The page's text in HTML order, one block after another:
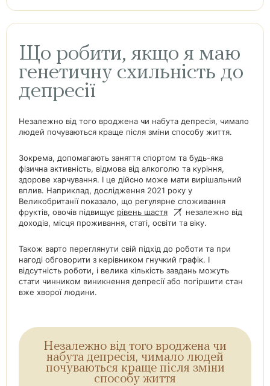
Що робити, якщо я маю
генетичну схильність до
депресії
Незалежно від того вроджена чи набута депресія, чимало
людей почуваються краще після зміни способу життя.
Зокрема, допомагають заняття спортом та будь-яка
фізична активність, відмова від алкоголю та куріння,
здорове харчування. І це дійсно може мати вирішальний
вплив. Наприклад, дослідження 2021 року у
Великобританії показало, що регулярне споживання
фруктів, овочів підвищує рівень щастя
незалежно від
доходів, місця проживання, статі, освіти та віку.
Також варто переглянути свій підхід до роботи та при
нагоді обговорити з керівником гнучкий графік. І
відсутність роботи, і велика кількість завдань можуть
стати чинником виникнення депресії або погіршити стан
вже хворої людини.
Незалежно від того вроджена чи
набута депресія, чимало людей
почуваються краще після зміни
способу життя